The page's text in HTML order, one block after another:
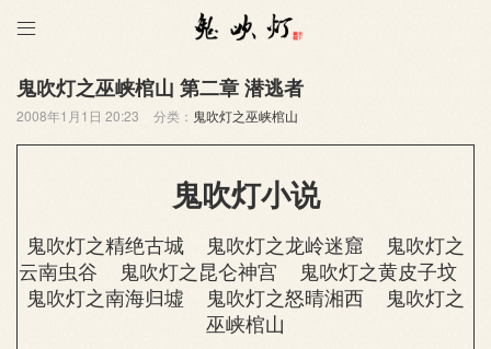

鬼吹灯之巫峡棺山 第二章 潜逃者
2008年1月1日 20:23 分类： 鬼吹灯之巫峡棺山
鬼吹灯小说
鬼吹灯之精绝古城 鬼吹灯之龙岭迷窟
鬼吹灯之
云南虫谷
鬼吹灯之昆仑神宫
鬼吹灯之黄皮子坟
鬼吹灯之南海归墟
鬼吹灯之怒晴湘西
鬼吹灯之
巫峡棺山